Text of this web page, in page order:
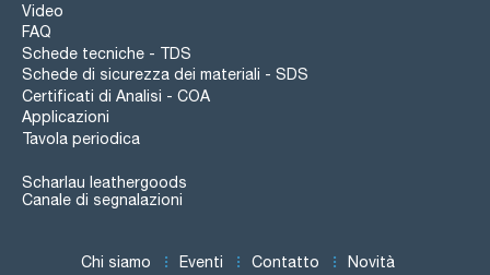
Video
FAQ
Schede tecniche - TDS
Schede di sicurezza dei materiali - SDS
Certificati di Analisi - COA
Applicazioni
Tavola periodica
Scharlau leathergoods
Canale di segnalazioni
Chi siamo Eventi Contatto Novità